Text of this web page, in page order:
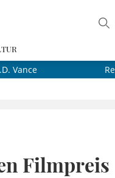
Vance
Filmpreis